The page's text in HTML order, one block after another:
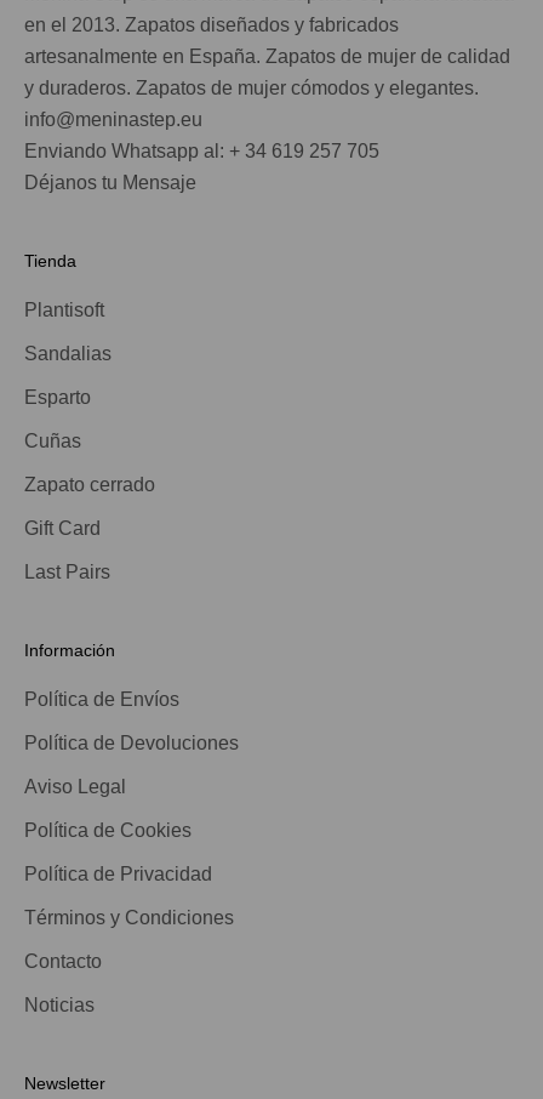
en el 2013. Zapatos diseñados y fabricados
artesanalmente en España. Zapatos de mujer de calidad
y duraderos. Zapatos de mujer cómodos y elegantes.
info@meninastep.eu
Enviando Whatsapp al: + 34 619 257 705
Déjanos tu Mensaje
Tienda
Plantisoft
Sandalias
Esparto
Cuñas
Zapato cerrado
Gift Card
Last Pairs
Información
Política de Envíos
Política de Devoluciones
Aviso Legal
Política de Cookies
Política de Privacidad
Términos y Condiciones
Contacto
Noticias
Newsletter